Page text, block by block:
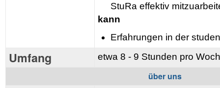
StuRa effektiv
kann
Erfahrungen in der
Umfang etwa 8 - 9 Stunden pro
über uns